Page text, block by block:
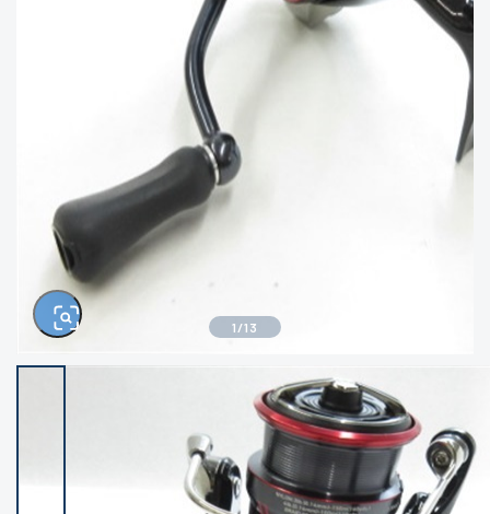
イシグロ西尾店
イシグロ三河安城店
イシグロ岡崎大樹寺店
イシグロ半田店
イシグロ岡崎若松店
イシグロ焼津店
イシグロ掛川店
イシグロ沼津店
イシグロ磐田店
イシグロ富士店
きるもの、改造品も含む
1 /13